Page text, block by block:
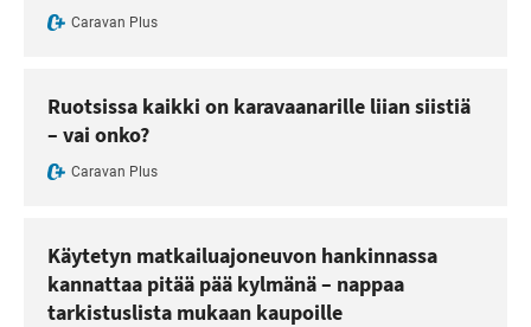
Caravan Plus
Ruotsissa kaikki on karavaanarille liian siistiä
– vai onko?
Caravan Plus
Käytetyn matkailuajoneuvon hankinnassa
kannattaa pitää pää kylmänä – nappaa
tarkistuslista mukaan kaupoille